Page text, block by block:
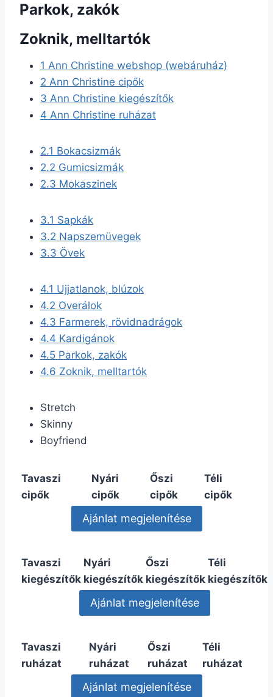
Parkok, zakók
Zoknik, melltartók
1 Ann Christine webshop (webáruház)
2 Ann Christine cipők
3 Ann Christine kiegészítők
4 Ann Christine ruházat
2.1 Bokacsizmák
2.2 Gumicsizmák
2.3 Mokaszinek
3.1 Sapkák
3.2 Napszemüvegek
3.3 Övek
4.1 Ujjatlanok, blúzok
4.2 Overálok
4.3 Farmerek, rövidnadrágok
4.4 Kardigánok
4.5 Parkok, zakók
4.6 Zoknik, melltartók
Stretch
Skinny
Boyfriend
Tavaszi
cipők
Nyári
cipők
Őszi
cipők
Téli
cipők
Tavaszi
kiegészítők
Nyári
kiegészítők
Őszi
kiegészítők
Téli
kiegészítők
Tavaszi
ruházat
Nyári
ruházat
Őszi
ruházat
Téli
ruházat